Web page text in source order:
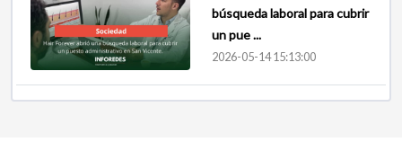
búsqueda laboral para cubrir
un pue ...
2026-05-14 15:13:00